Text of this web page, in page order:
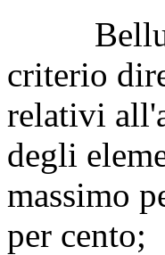
Bellucci
criterio
relativi
degli
massimo
per cento;